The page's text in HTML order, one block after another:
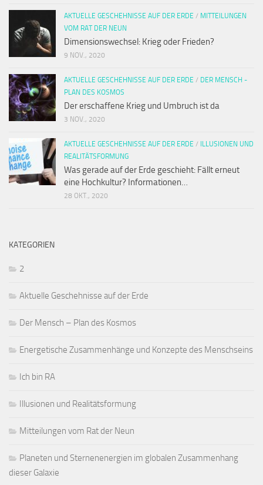
AKTUELLE GESCHEHNISSE AUF DER ERDE / MITTEILUNGEN
VOM RAT DER NEUN
Dimensionswechsel: Krieg oder Frieden?
9 NOV., 2020
AKTUELLE GESCHEHNISSE AUF DER ERDE / DER MENSCH -
PLAN DES KOSMOS
Der erschaffene Krieg und Umbruch ist da
3 NOV., 2020
AKTUELLE GESCHEHNISSE AUF DER ERDE /
ILLUSIONEN UND
REALITÄTSFORMUNG
Was gerade auf der Erde geschieht: Fällt erneut
eine Hochkultur? Informationen…
28 OKT., 2020
KATEGORIEN
2
Aktuelle Geschehnisse auf der Erde
Der Mensch – Plan des Kosmos
Energetische Zusammenhänge und Konzepte des Menschseins
Ich bin RA
Illusionen und Realitätsformung
Mitteilungen vom Rat der Neun
Planeten und Sternenenergien im globalen Zusammenhang
dieser Galaxie